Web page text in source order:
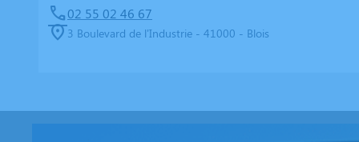
02 55 02 46 67
3 Boulevard de l'Industrie - 41000 - Blois